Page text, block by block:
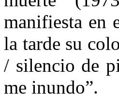
manifiesta en
la tarde su
/ silencio de
me inundo”.